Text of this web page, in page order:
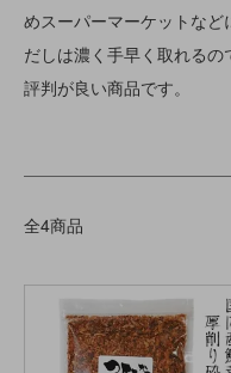
めスーパーマーケットなど
だしは濃く手早く取れる
評判が良い商品です。
全4商品